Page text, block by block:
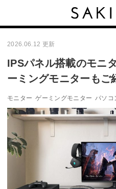
2026.06.12 更新
IPSパネル搭載のモニ
ーミングモニターもご
モニター ゲーミングモニター パソコ